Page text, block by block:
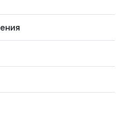
EMD05 Intelligent CPT
после 100%
на расчетный счет